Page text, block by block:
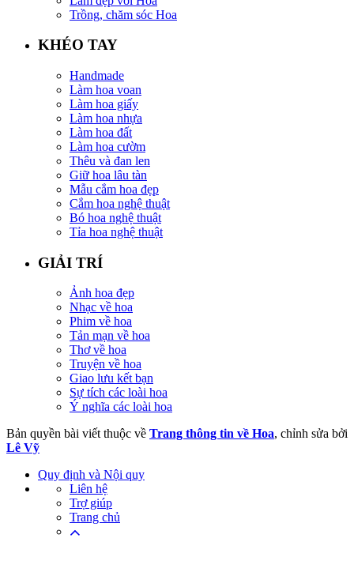
Trồng, chăm sóc Hoa
KHÉO TAY
Handmade
Làm hoa voan
Làm hoa giấy
Làm hoa nhựa
Làm hoa đất
Làm hoa cườm
Thêu và đan len
Giữ hoa lâu tàn
Mẫu cắm hoa đẹp
Cắm hoa nghệ thuật
Bó hoa nghệ thuật
Tỉa hoa nghệ thuật
GIẢI TRÍ
Ảnh hoa đẹp
Nhạc về hoa
Phim về hoa
Tản mạn về hoa
Thơ về hoa
Truyện về hoa
Giao lưu kết bạn
Sự tích các loài hoa
Ý nghĩa các loài hoa
Bản quyền bài viết thuộc về Trang thông tin về Hoa, chỉnh sửa bởi
Lê Vỹ
Quy định và Nội quy
Liên hệ
Trợ giúp
Trang chủ